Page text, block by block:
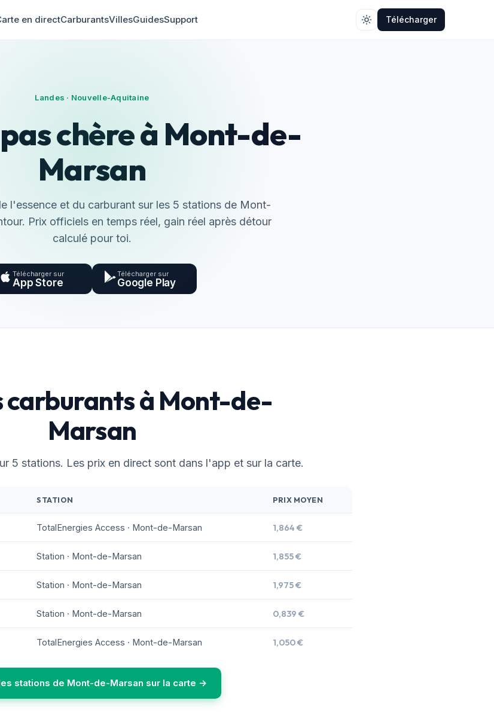
en directCarburantsVillesGuidesSupport Télécharger
Landes · Nouvelle-Aquitaine
chère à Mont-de-
Marsan
l'essence et du carburant sur les 5 stations de Mont-
Prix officiels en temps réel, gain réel après détour
calculé pour toi.
Télécharger sur
App Store
Télécharger sur
Google Play
carburants à Mont-de-
Marsan
5 stations. Les prix en direct sont dans l'app et sur la carte.
STATION PRIX MOYEN
TotalEnergies Access · Mont-de-Marsan 1,864 €
Station · Mont-de-Marsan 1,855 €
Station · Mont-de-Marsan 1,975 €
Station · Mont-de-Marsan 0,839 €
TotalEnergies Access · Mont-de-Marsan 1,050 €
stations de Mont-de-Marsan sur la carte →